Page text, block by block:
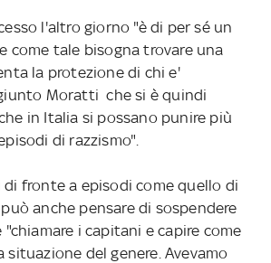
l'altro giorno "è di per sé un
come tale bisogna trovare una
la protezione di chi e'
Moratti che si è quindi
in Italia si possano punire più
di razzismo".
fronte a episodi come quello di
anche pensare di sospendere
i capitani e capire come
situazione del genere. Avevamo